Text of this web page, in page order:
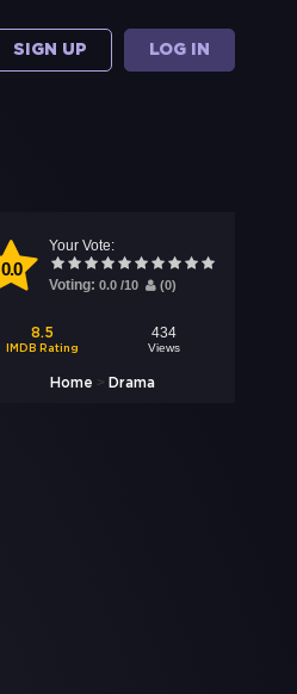
SIGN UP LOG IN
0.0
Your Vote:
Voting: 0.0 /10 (0)
8.5
IMDB Rating
434
Views
Home > Drama